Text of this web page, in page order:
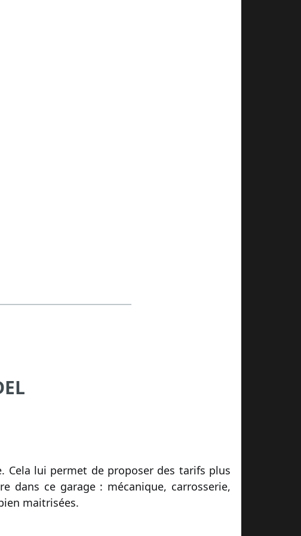
Cela lui permet de proposer des tarifs plus
dans ce garage : mécanique, carrosserie,
maitrisées.